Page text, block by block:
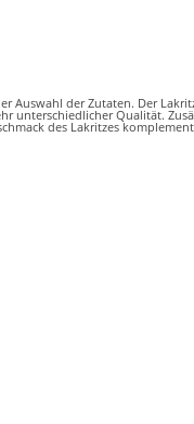
Auswahl der Zutaten. Der
unterschiedlicher Qualität.
des Lakritzes